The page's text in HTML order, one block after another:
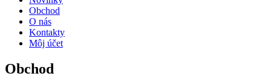
Obchod
O nás
Kontakty
Môj účet
Obchod